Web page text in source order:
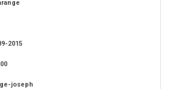
2015
joseph